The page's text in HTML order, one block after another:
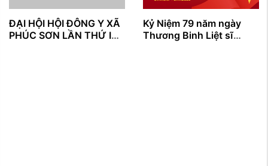
ĐẠI HỘI HỘI ĐÔNG Y XÃ
PHÚC SƠN LẦN THỨ I
Kỷ Niệm 79 năm ngày
Thương Binh Liệt sĩ